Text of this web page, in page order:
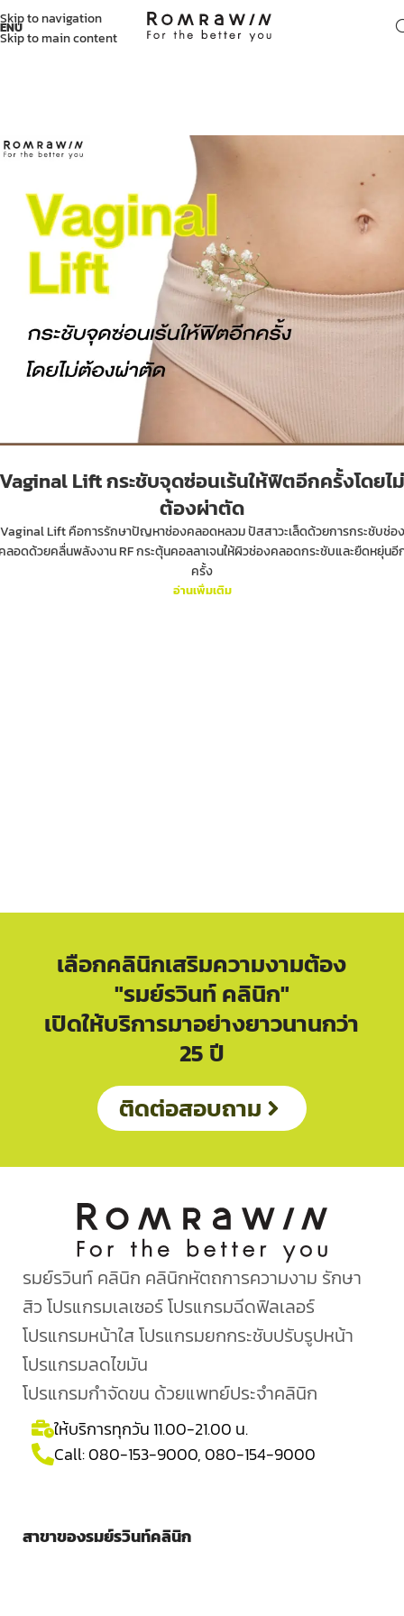
Skip to navigation
Skip to main content
Vaginal Lift กระชับจุดซ่อนเร้นให้ฟิตอีกครั้งโดยไม่
ต้องผ่าตัด
Vaginal Lift คือการรักษาปัญหาช่องคลอดหลวม ปัสสาวะเล็ดด้วยการกระชับช่อง
ลอดด้วยคลื่นพลังงาน RF กระตุ้นคอลลาเจนให้ผิวช่องคลอดกระชับและยืดหยุ่นอี
ครั้ง
อ่านเพิ่มเติม
เลือกคลินิกเสริมความงามต้อง
"รมย์รวินท์ คลินิก"
เปิดให้บริการมาอย่างยาวนานกว่า
25 ปี
ติดต่อสอบถาม
รมย์รวินท์ คลินิก คลินิกหัตถการความงาม รักษา
สิว โปรแกรมเลเซอร์ โปรแกรมฉีดฟิลเลอร์
โปรแกรมหน้าใส โปรแกรมยกกระชับปรับรูปหน้า
โปรแกรมลดไขมัน
โปรแกรมกำจัดขน ด้วยแพทย์ประจำคลินิก
ให้บริการทุกวัน 11.00-21.00 น.
Call:080-153-9000, 080-154-9000
สาขาของรมย์รวินท์คลินิก